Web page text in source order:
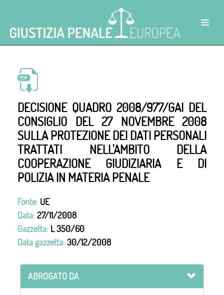
DECISIONE QUADRO 2008/977/GAI DEL
CONSIGLIO DEL 27 NOVEMBRE 2008
SULLA PROTEZIONE DEI DATI PERSONALI
TRATTATI NELL'AMBITO DELLA
COOPERAZIONE GIUDIZIARIA E DI
POLIZIA IN MATERIA PENALE
Fonte: UE
Data:27/11/2008
Gazzetta: L 350/60
Data gazzetta:30/12/2008
ABROGATO DA